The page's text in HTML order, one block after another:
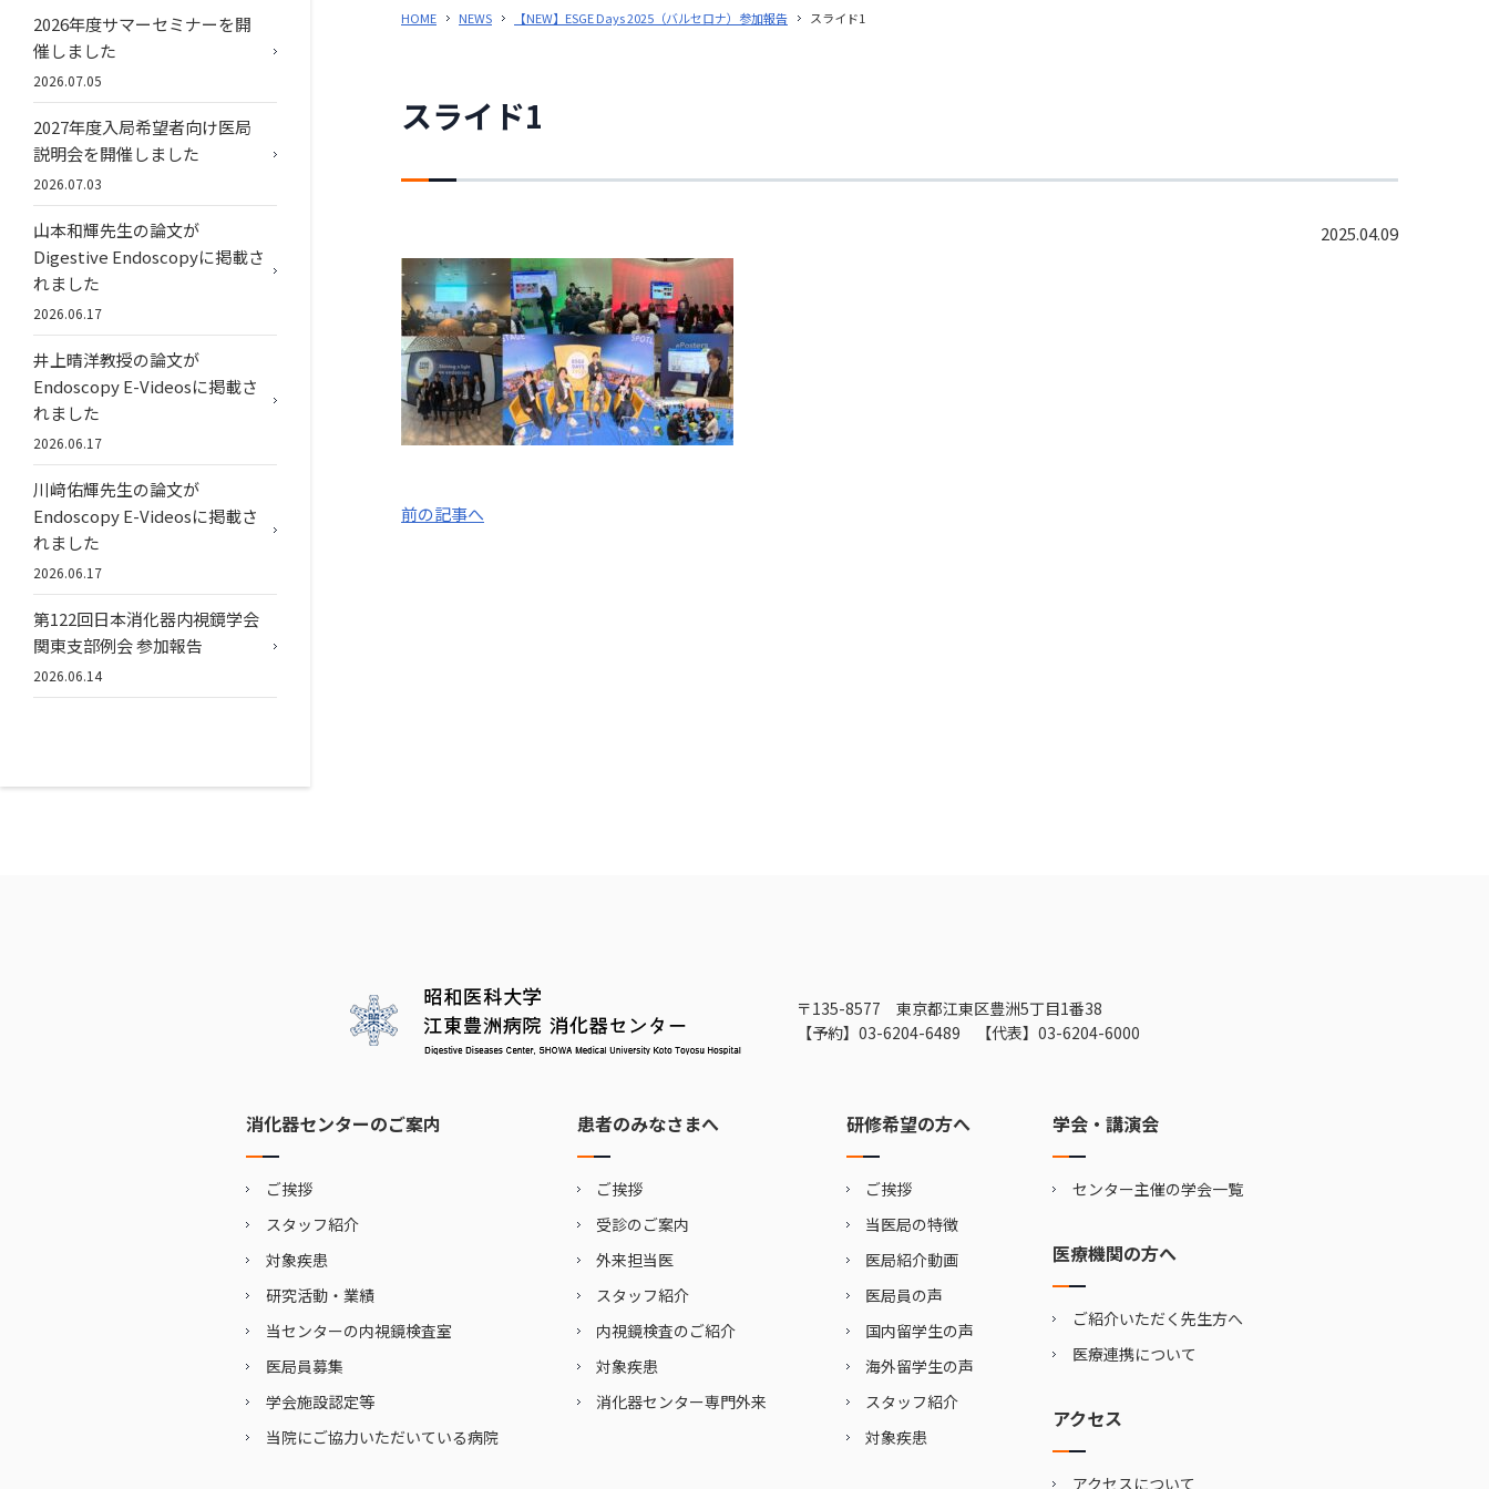
HOME NEWS 【NEW】ESGE Days 2025（バルセロナ）参加報告 スライド1
スライド1
2025.04.09
前の記事へ
2026年度サマーセミナーを開
催しました
2026.07.05
2027年度入局希望者向け医局
説明会を開催しました
2026.07.03
山本和輝先生の論文が
Digestive Endoscopyに掲載さ
れました
2026.06.17
井上晴洋教授の論文が
Endoscopy E-Videosに掲載さ
れました
2026.06.17
川﨑佑輝先生の論文が
Endoscopy E-Videosに掲載さ
れました
2026.06.17
第122回日本消化器内視鏡学会
関東支部例会 参加報告
2026.06.14
〒135-8577 東京都江東区豊洲5丁目1番38
【予約】 03-6204-6489 【代表】 03-6204-6000
消化器センターのご案内
ご挨拶
スタッフ紹介
対象疾患
研究活動・業績
当センターの内視鏡検査室
医局員募集
学会施設認定等
当院にご協力いただいている病院
患者のみなさまへ
ご挨拶
受診のご案内
外来担当医
スタッフ紹介
内視鏡検査のご紹介
対象疾患
消化器センター専門外来
研修希望の方へ
ご挨拶
当医局の特徴
医局紹介動画
医局員の声
国内留学生の声
海外留学生の声
スタッフ紹介
対象疾患
学会・講演会
センター主催の学会一覧
医療機関の方へ
ご紹介いただく先生方へ
医療連携について
アクセス
アクセスについて